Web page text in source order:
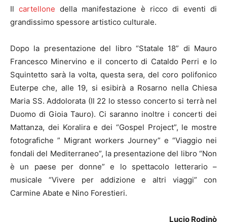
Il cartellone della manifestazione è ricco di eventi di
grandissimo spessore artistico culturale.
Dopo la presentazione del libro “Statale 18” di Mauro
Francesco Minervino e il concerto di Cataldo Perri e lo
Squintetto sarà la volta, questa sera, del coro polifonico
Euterpe che, alle 19, si esibirà a Rosarno nella Chiesa
Maria SS. Addolorata (Il 22 lo stesso concerto si terrà nel
Duomo di Gioia Tauro). Ci saranno inoltre i concerti dei
Mattanza, dei Koralira e dei “Gospel Project”, le mostre
fotografiche ” Migrant workers Journey” e “Viaggio nei
fondali del Mediterraneo”, la presentazione del libro “Non
è un paese per donne” e lo spettacolo letterario –
musicale “Vivere per addizione e altri viaggi” con
Carmine Abate e Nino Forestieri.
Lucio Rodinò